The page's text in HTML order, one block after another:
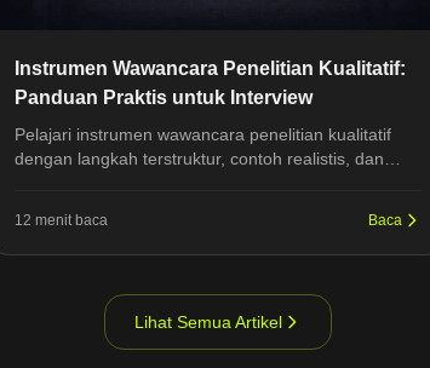
Instrumen Wawancara Penelitian Kualitatif:
Panduan Praktis untuk Interview
Pelajari instrumen wawancara penelitian kualitatif
dengan langkah terstruktur, contoh realistis, dan
12 menit baca Baca
Lihat Semua Artikel